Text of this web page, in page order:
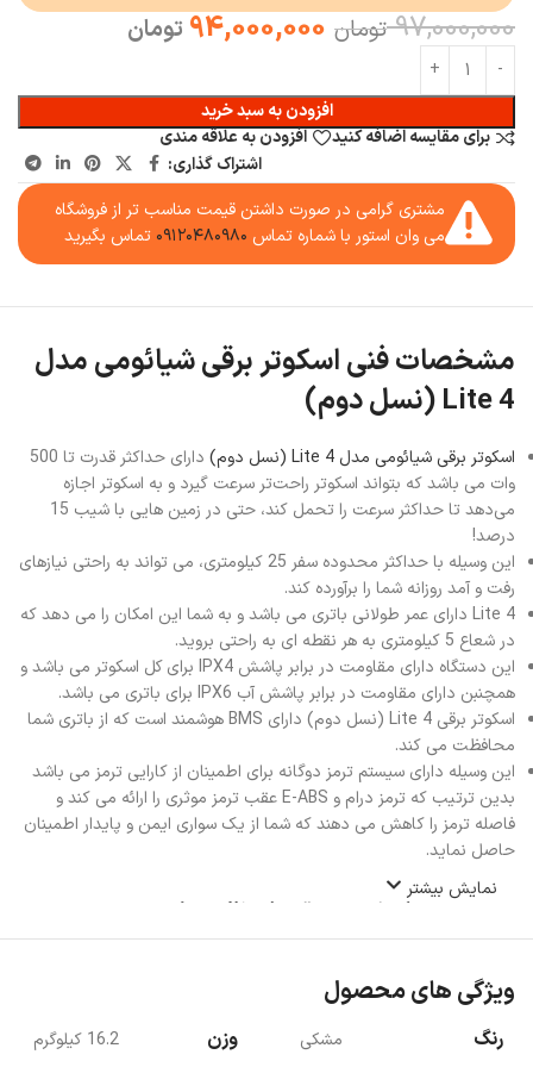
97,000,000 تومان 94,000,000 تومان
افزودن به سبد خرید
برای مقایسه اضافه کنید
افزودن به علاقه مندی
اشتراک گذاری:
مشتری گرامی در صورت داشتن قیمت مناسب تر از فروشگاه
می وان استور با شماره تماس ۰۹۱۲۰۴۸۰۹۸۰ تماس بگیرید
مشخصات فنی اسکوتر برقی شیائومی مدل
4 Lite (نسل دوم)
اسکوتر برقی شیائومی مدل 4 Lite (نسل دوم)
دارای حداکثر قدرت تا 500
وات می باشد که بتواند اسکوتر راحت‌تر سرعت گیرد و به اسکوتر اجازه
می‌دهد تا حداکثر سرعت را تحمل کند، حتی در زمین هایی با شیب 15
درصد!
این وسیله با حداکثر محدوده سفر 25 کیلومتری، می تواند به راحتی نیازهای
رفت و آمد روزانه شما را برآورده کند.
4 Lite دارای عمر طولانی باتری می باشد و به شما این امکان را می دهد که
در شعاع 5 کیلومتری به هر نقطه ای به راحتی بروید.
این دستگاه دارای مقاومت در برابر پاشش IPX4 برای کل اسکوتر می باشد و
همچنبن دارای مقاومت در برابر پاشش آب IPX6 برای باتری می باشد.
اسکوتر برقی 4 Lite (نسل دوم) دارای BMS هوشمند است که از باتری شما
محافظت می کند.
این وسیله دارای سیستم ترمز دوگانه برای اطمینان از کارایی ترمز می باشد
بدین ترتیب که ترمز درام و E-ABS عقب ترمز موثری را ارائه می کند و
فاصله ترمز را کاهش می دهند که شما از یک سواری ایمن و پایدار اطمینان
حاصل نماید.
نمایش بیشتر
ویژگی های محصول
رنگ مشکی وزن 16.2 کیلوگرم